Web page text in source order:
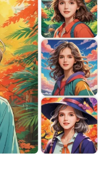
Veo 3.1
Master Hailuo 2.3